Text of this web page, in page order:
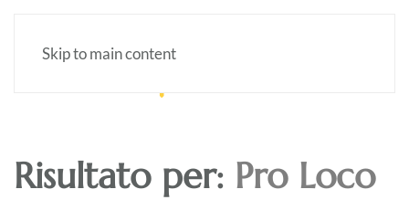
Skip to main content
Risultato per: Pro Loco